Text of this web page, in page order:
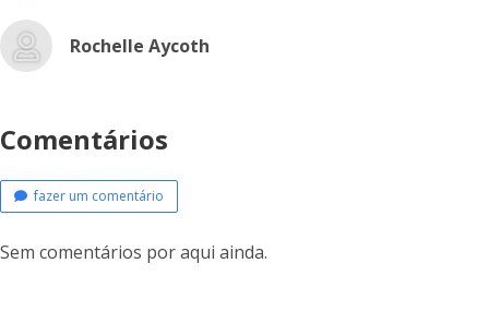
Rochelle Aycoth
Comentários
fazer um comentário
Sem comentários por aqui ainda.